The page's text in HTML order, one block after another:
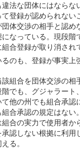
法な団体にはなら
登録が認められな
体交渉の相手と認
なっている。現段
合登録が取り消さ
のも、登録が事実上
組合を団体交渉の
でも、グジャラート
他の州でも組合承
合承認の規定はな
合の実力で使用者
認しない根拠に利
る。